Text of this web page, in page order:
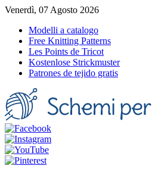
Venerdì, 07 Agosto 2026
Modelli a catalogo
Free Knitting Patterns
Les Points de Tricot
Kostenlose Strickmuster
Patrones de tejido gratis